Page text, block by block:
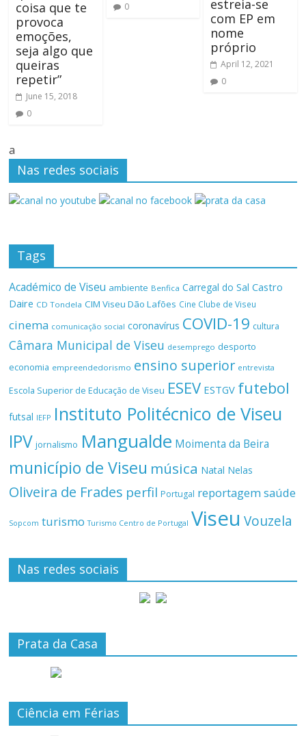
coisa que te
provoca
emoções,
seja algo que
queiras
repetir”
June 15, 2018
0
0
estreia-se
com EP em
nome
próprio
April 12, 2021
0
a
Nas redes sociais
Tags
Académico de Viseu ambiente Benfica Carregal do Sal Castro
Daire CD Tondela CIM Viseu Dão Lafões Cine Clube de Viseu
cinema comunicação social coronavírus COVID-19 cultura
Câmara Municipal de Viseu desemprego desporto
economia empreendedorismo ensino superior entrevista
Escola Superior de Educação de Viseu ESEV ESTGV futebol
futsal IEFP Instituto Politécnico de Viseu
IPV jornalismo Mangualde Moimenta da Beira
município de Viseu música Natal Nelas
Oliveira de Frades perfil Portugal reportagemsaúde
Sopcom turismo Turismo Centro de Portugal Viseu Vouzela
Nas redes sociais
Prata da Casa
Ciência em Férias